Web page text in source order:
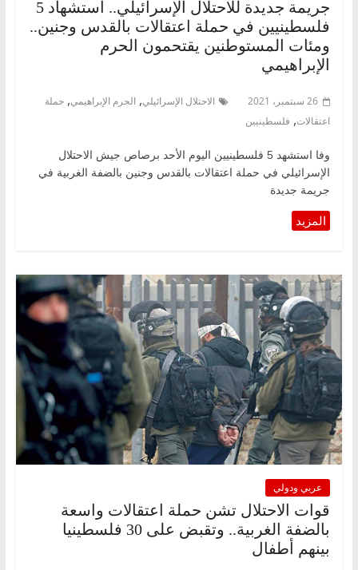
جريمة جديدة للاحتلال الإسرائيلي.. استشهاد 5
فلسطينيين في حملة اعتقالات بالقدس وجنين..
ومئات المستوطنين يقتحمون الحرم
الإبراهيمي
26 سبتمبر، 2021 الاحتلال الإسرائيلي, الحرم الإبراهيمي, حملة
اعتقالات, فلسطينيين
وفا استشهد 5 فلسطينيين اليوم الأحد برصاص جيش الاحتلال
الإسرائيلي في حملة اعتقالات بالقدس وجنين بالضفة الغربية في
جريمة جديدة
عربي ودولي
قوات الاحتلال تشن حملة اعتقالات واسعة
بالضفة الغربية.. وتقبض على 30 فلسطينيا
بينهم أطفال